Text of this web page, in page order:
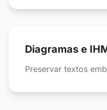
Diagramas e
Preservar textos